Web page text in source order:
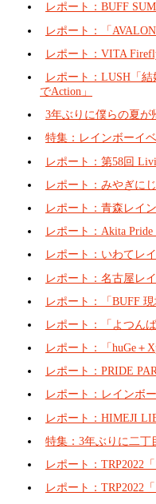
レポート：BUFF
レポート：「
レポート：VITA
レポート：LUSH「
でAction」
3年ぶりに僕らの夏が
特集：レインボーイ
レポート：第58回
レポート：みやぎに
レポート：青森レイ
レポート：Akita Pride
レポート：いわてレ
レポート：名古屋レ
レポート：「BUFF 現
レポート：「よつん
レポート：「huGe＋
レポート：PRIDE
レポート：レインボ
レポート：HIMEJI
特集：3年ぶりに二丁
レポート：TRP2022
レポート：TRP2022